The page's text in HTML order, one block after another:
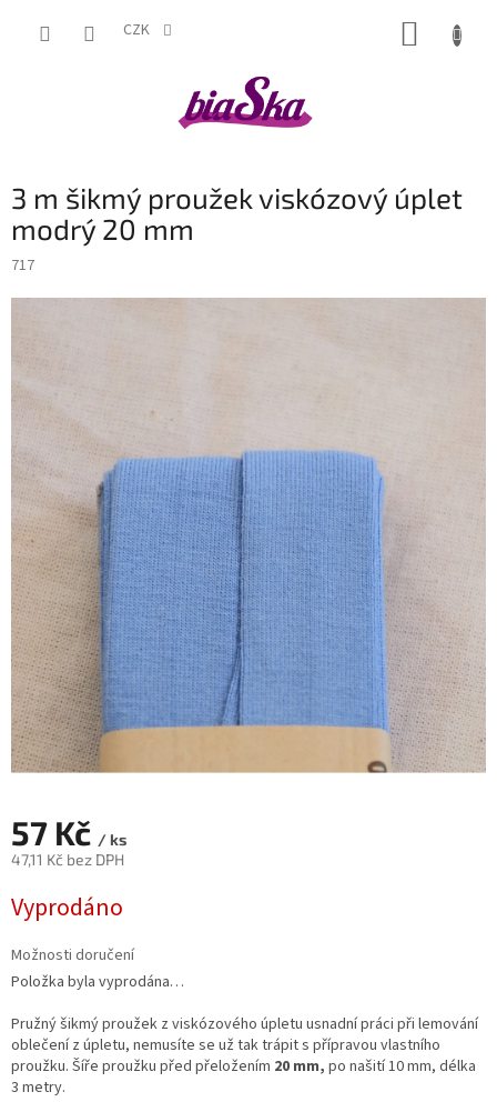
CZK
3 m šikmý proužek viskózový úplet
modrý 20 mm
717
57 Kč / ks
47,11 Kč bez DPH
cena:
Vyprodáno
Možnosti doručení
Položka byla vyprodána…
Pružný šikmý proužek z viskózového úpletu usnadní práci při lemování
oblečení z úpletu, nemusíte se už tak trápit s přípravou vlastního
proužku. Šíře proužku před přeložením 20 mm, po našití 10 mm, délka
3 metry.